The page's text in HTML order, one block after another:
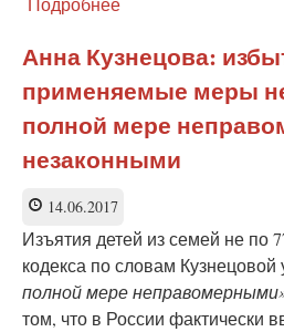
Герман,
которого
отняли
матери,
да
над
ним
Анна Кузнецова:
применяемые меры
полной мере
незаконными
14.06.2017
Изъятия детей из семей не по
кодекса по словам Кузнецовой
полной мере
том, что в России фактически